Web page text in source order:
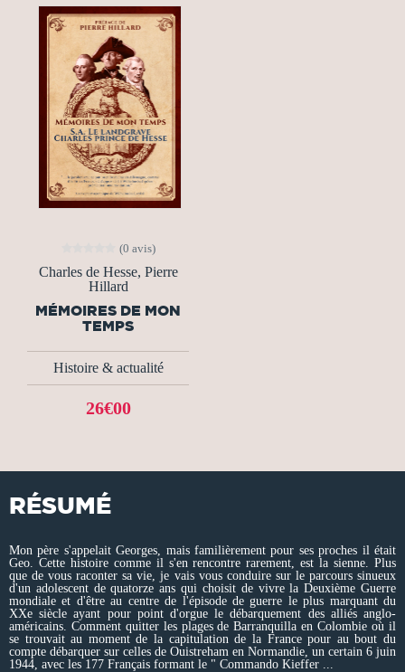
(0 avis)
Charles de Hesse, Pierre
Hillard
MÉMOIRES DE MON
TEMPS
Histoire & actualité
26€00
RÉSUMÉ
Mon père s'appelait Georges, mais familièrement pour ses proches il était
Geo. Cette histoire comme il s'en rencontre rarement, est la sienne. Plus
que de vous raconter sa vie, je vais vous conduire sur le parcours sinueux
d'un adolescent de quatorze ans qui choisit de vivre la Deuxième Guerre
mondiale et d'être au centre de l'épisode de guerre le plus marquant du
XXe siècle ayant pour point d'orgue le débarquement des alliés anglo-
américains. Comment quitter les plages de Barranquilla en Colombie où il
se trouvait au moment de la capitulation de la France pour au bout du
compte débarquer sur celles de Ouistreham en Normandie, un certain 6 juin
1944, avec les 177 Français formant le " Commando Kieffer ...